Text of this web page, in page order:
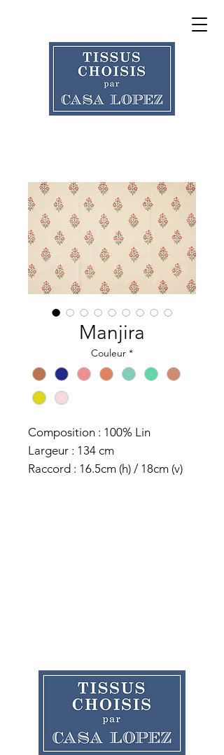
Manjira
Couleur *
Composition : 100% Lin
Largeur : 134 cm
Raccord : 16.5cm (h) / 18cm (v)